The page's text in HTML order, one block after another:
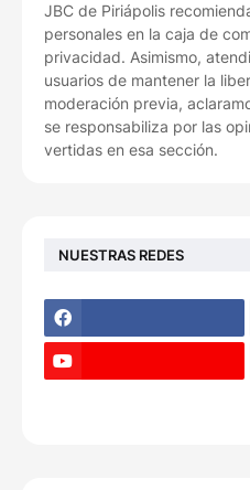
JBC de Piriápolis
personales en la caja de
privacidad. Asimismo,
usuarios de mantener la
moderación previa,
se responsabiliza por las
vertidas en esa sección.
NUESTRAS REDES